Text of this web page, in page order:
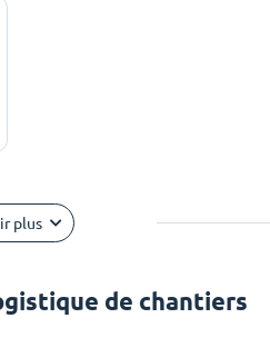
plus
de chantiers